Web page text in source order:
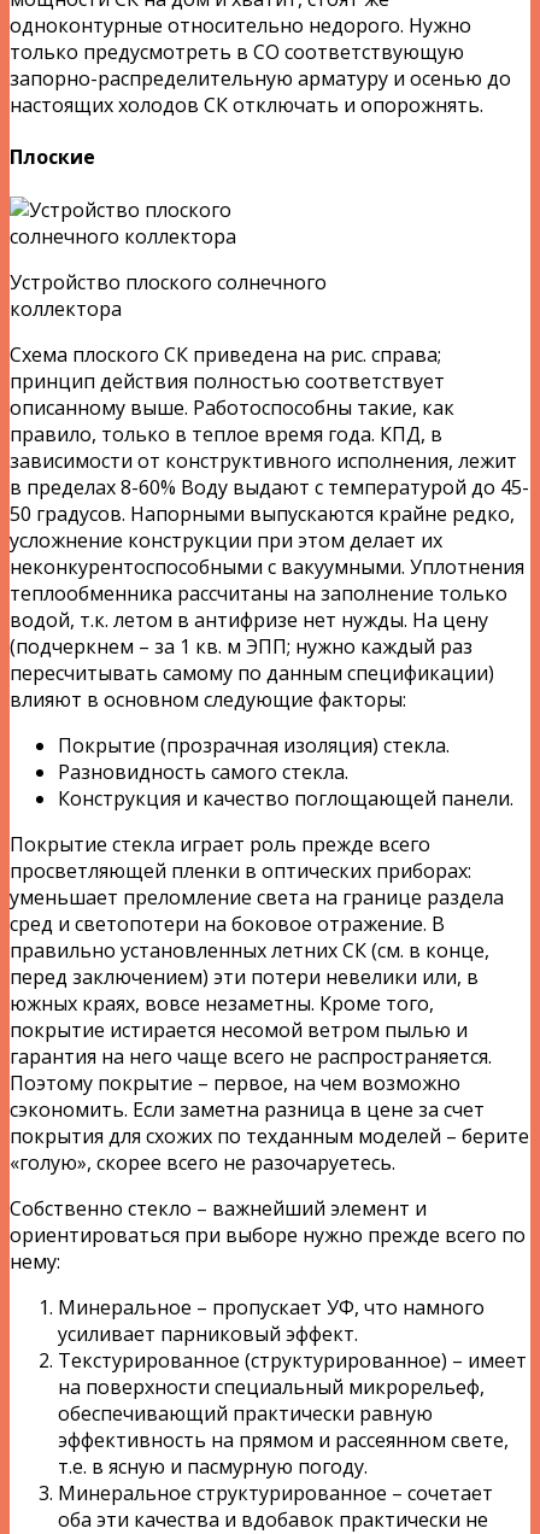
одноконтурные относительно недорого. Нужно
только предусмотреть в СО соответствующую
запорно-распределительную арматуру и осенью до
настоящих холодов СК отключать и опорожнять.
Плоские
Устройство плоского солнечного
коллектора
Схема плоского СК приведена на рис. справа;
принцип действия полностью соответствует
описанному выше. Работоспособны такие, как
правило, только в теплое время года. КПД, в
зависимости от конструктивного исполнения, лежит
в пределах 8-60% Воду выдают с температурой до 45-
50 градусов. Напорными выпускаются крайне редко,
усложнение конструкции при этом делает их
неконкурентоспособными с вакуумными. Уплотнения
теплообменника рассчитаны на заполнение только
водой, т.к. летом в антифризе нет нужды. На цену
(подчеркнем – за 1 кв. м ЭПП; нужно каждый раз
пересчитывать самому по данным спецификации)
влияют в основном следующие факторы:
Покрытие (прозрачная изоляция) стекла.
Разновидность самого стекла.
Конструкция и качество поглощающей панели.
Покрытие стекла играет роль прежде всего
просветляющей пленки в оптических приборах:
уменьшает преломление света на границе раздела
сред и светопотери на боковое отражение. В
правильно установленных летних СК (см. в конце,
перед заключением) эти потери невелики или, в
южных краях, вовсе незаметны. Кроме того,
покрытие истирается несомой ветром пылью и
гарантия на него чаще всего не распространяется.
Поэтому покрытие – первое, на чем возможно
сэкономить. Если заметна разница в цене за счет
покрытия для схожих по техданным моделей – берите
«голую», скорее всего не разочаруетесь.
Собственно стекло – важнейший элемент и
ориентироваться при выборе нужно прежде всего по
нему:
Минеральное – пропускает УФ, что намного
усиливает парниковый эффект.
Текстурированное (структурированное) – имеет
на поверхности специальный микрорельеф,
обеспечивающий практически равную
эффективность на прямом и рассеянном свете,
т.е. в ясную и пасмурную погоду.
Минеральное структурированное – сочетает
оба эти качества и вдобавок практически не